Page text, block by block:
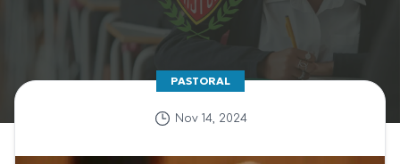
PASTORAL
Nov 14, 2024